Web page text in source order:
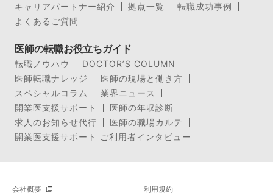
キャリアパートナー紹介
拠点一覧
転職成功事例
よくあるご質問
医師の転職お役立ちガイド
転職ノウハウ
DOCTOR’S COLUMN
医師転職ナレッジ
医師の現場と働き方
スペシャルコラム
業界ニュース
開業医支援サポート
医師の年収診断
求人のお知らせ代行
医師の職場カルテ
開業医支援サポート ご利用者インタビュー
会社概要 利用規約